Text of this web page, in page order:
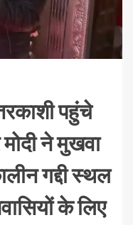
पहुंचे
ने मुखवा
गद्दी स्थल
के लिए